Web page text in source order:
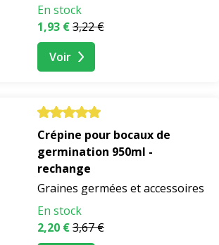
En stock
1,93 €3,22 €
Voir
Crépine pour bocaux de
germination 950ml -
rechange
Graines germées et accessoires
En stock
2,20 €3,67 €